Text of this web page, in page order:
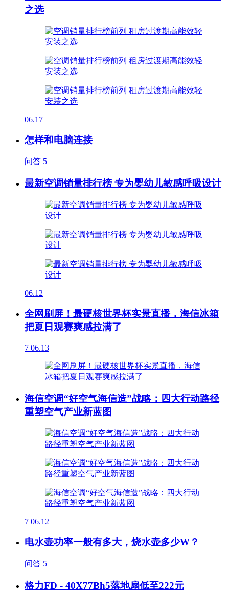
之选
06.17
怎样和电脑连接
问答 5
最新空调销量排行榜 专为婴幼儿敏感呼吸设计
06.12
全网刷屏！最硬核世界杯实景直播，海信冰箱
把夏日观赛爽感拉满了
7 06.13
海信空调“好空气海信造”战略：四大行动路径
重塑空气产业新蓝图
7 06.12
电水壶功率一般有多大，烧水壶多少W？
问答 5
格力FD - 40X77Bh5落地扇低至222元